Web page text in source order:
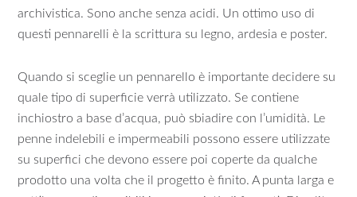
archivistica. Sono anche senza acidi. Un ottimo uso di
questi pennarelli è la scrittura su legno, ardesia e poster.
Quando si sceglie un pennarello è importante decidere su
quale tipo di superficie verrà utilizzato. Se contiene
inchiostro a base d’acqua, può sbiadire con l’umidità. Le
penne indelebili e impermeabili possono essere utilizzate
su superfici che devono essere poi coperte da qualche
prodotto una volta che il progetto è finito. A punta larga e